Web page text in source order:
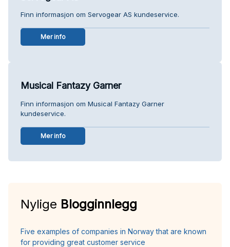
Finn informasjon om Servogear AS kundeservice.
Mer info
Musical Fantazy Garner
Finn informasjon om Musical Fantazy Garner
kundeservice.
Mer info
Nylige Blogginnlegg
Five examples of companies in Norway that are known
for providing great customer service